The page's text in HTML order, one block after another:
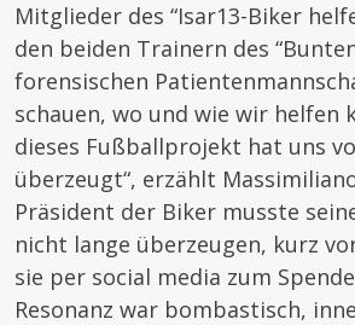
Mitglieder des “Isar13-Biker
den beiden Trainern des
forensischen
schauen, wo und wie wir helfen
dieses Fußballprojekt hat uns
überzeugt“, erzählt
Präsident der Biker musste
nicht lange überzeugen, kurz
sie per social media zum
Resonanz war bombastisch,